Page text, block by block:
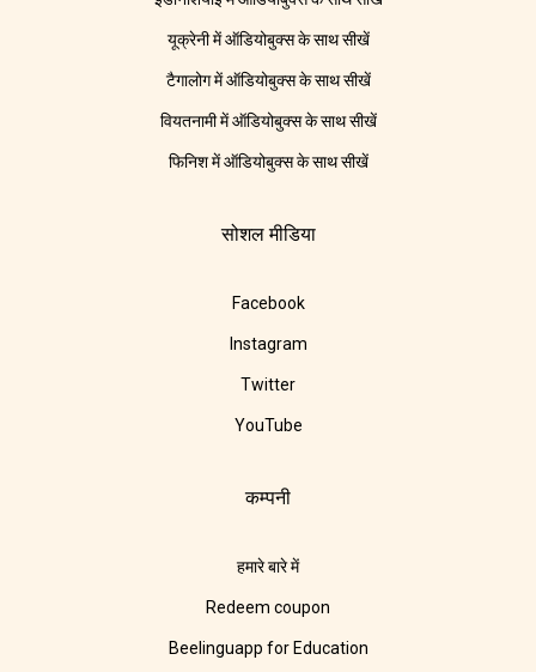
यूक्रेनी में ऑडियोबुक्स के साथ सीखें
टैगालोग में ऑडियोबुक्स के साथ सीखें
वियतनामी में ऑडियोबुक्स के साथ सीखें
फिनिश में ऑडियोबुक्स के साथ सीखें
सोशल मीडिया
Facebook
Instagram
Twitter
YouTube
कम्पनी
हमारे बारे में
Redeem coupon
Beelinguapp for Education